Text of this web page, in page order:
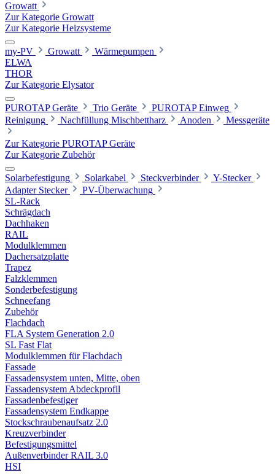
Growatt
Zur Kategorie Growatt
Zur Kategorie Heizsysteme
my-PV Growatt
Wärmepumpen
ELWA
THOR
Zur Kategorie Elysator
PUROTAP Geräte Trio Geräte
PUROTAP Einweg
Reinigung
Nachfüllung Mischbettharz Anoden Messgeräte
Zur Kategorie PUROTAP Geräte
Zur Kategorie Zubehör
Solarbefestigung Solarkabel Steckverbinder
Y-Stecker
Adapter Stecker
PV-Überwachung
SL-Rack
Schrägdach
Dachhaken
RAIL
Modulklemmen
Dachersatzplatte
Trapez
Falzklemmen
Sonderbefestigung
Schneefang
Zubehör
Flachdach
FLA System Generation 2.0
SL Fast Flat
Modulklemmen für Flachdach
Fassade
Fassadensystem unten, Mitte, oben
Fassadensystem Abdeckprofil
Fassadenbefestiger
Fassadensystem Endkappe
Stockschrauben­aufsatz 2.0
Kreuzverbinder
Befestigungsmittel
Außenverbinder RAIL 3.0
HSI